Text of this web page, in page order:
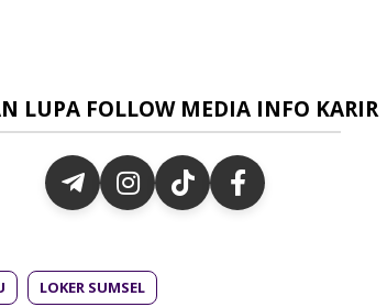
LUPA FOLLOW MEDIA INFO KARIR
LOKER SUMSEL